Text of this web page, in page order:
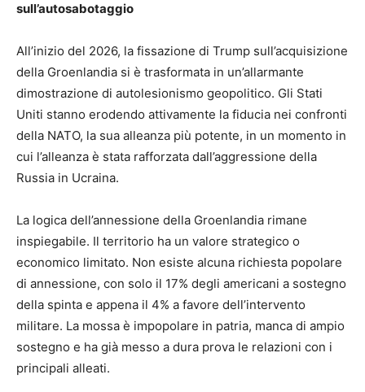
sull’autosabotaggio
All’inizio del 2026, la fissazione di Trump sull’acquisizione
della Groenlandia si è trasformata in un’allarmante
dimostrazione di autolesionismo geopolitico. Gli Stati
Uniti stanno erodendo attivamente la fiducia nei confronti
della NATO, la sua alleanza più potente, in un momento in
cui l’alleanza è stata rafforzata dall’aggressione della
Russia in Ucraina.
La logica dell’annessione della Groenlandia rimane
inspiegabile. Il territorio ha un valore strategico o
economico limitato. Non esiste alcuna richiesta popolare
di annessione, con solo il 17% degli americani a sostegno
della spinta e appena il 4% a favore dell’intervento
militare. La mossa è impopolare in patria, manca di ampio
sostegno e ha già messo a dura prova le relazioni con i
principali alleati.